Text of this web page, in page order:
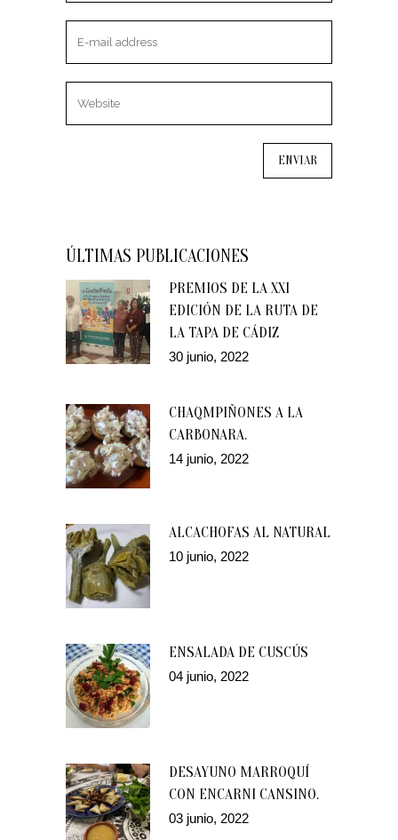
ÚLTIMAS PUBLICACIONES
PREMIOS DE LA XXI
EDICIÓN DE LA RUTA DE
LA TAPA DE CÁDIZ
30 junio, 2022
CHAQMPIÑONES A LA
CARBONARA.
14 junio, 2022
ALCACHOFAS AL NATURAL
10 junio, 2022
ENSALADA DE CUSCÚS
04 junio, 2022
DESAYUNO MARROQUÍ
CON ENCARNI CANSINO.
03 junio, 2022